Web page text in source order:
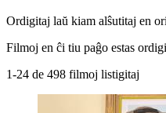
Ordigitaj laŭ kiam alŝutitaj en
Filmoj en ĉi tiu paĝo estas
1-24 de 498 filmoj listigitaj